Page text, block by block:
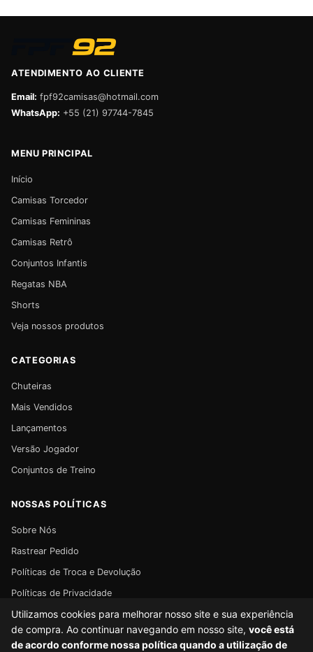
ATENDIMENTO AO CLIENTE
Email: fpf92camisas@hotmail.com
WhatsApp: +55 (21) 97744-7845
MENU PRINCIPAL
Início
Camisas Torcedor
Camisas Femininas
Camisas Retrô
Conjuntos Infantis
Regatas NBA
Shorts
Veja nossos produtos
CATEGORIAS
Chuteiras
Mais Vendidos
Lançamentos
Versão Jogador
Conjuntos de Treino
NOSSAS POLÍTICAS
Sobre Nós
Rastrear Pedido
Políticas de Troca e Devolução
Políticas de Privacidade
Políticas de Frete
Utilizamos cookies para melhorar nosso site e sua experiência
de compra. Ao continuar navegando em nosso site, você está
de acordo conforme nossa política quando a utilização de